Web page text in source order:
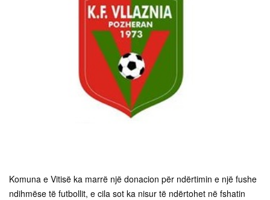
Komuna e Vitisë ka marrë një donacion për ndërtimin e një fushe
ndihmëse të futbollit, e cila sot ka nisur të ndërtohet në fshatin